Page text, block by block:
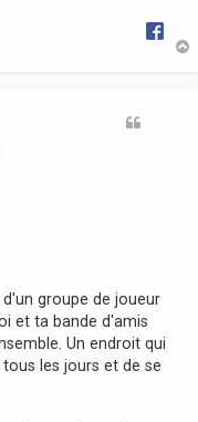
groupe de joueur
et ta bande d'amis
Un endroit qui
les jours et de se